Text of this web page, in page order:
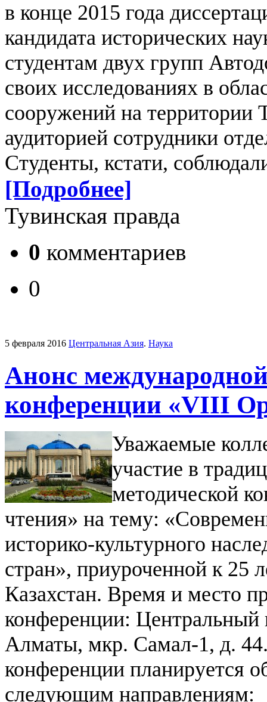
в конце 2015 года
кандидата исторических
студентам двух групп
своих исследованиях в
сооружений на территории
аудиторией сотрудники
Студенты, кстати,
[Подробнее]
Тувинская правда
0 комментариев
0
5 февраля 2016 Центральная Азия. Наука
Анонс
конференции «VІІІ
Уважаемые
участие в
методической
чтения» на тему:
историко-культурного
стран», приуроченной к 25
Казахстан. Время и место
конференции: Центральный
Алматы, мкр. Самал-1, д.
конференции планируется
следующим направлениям: